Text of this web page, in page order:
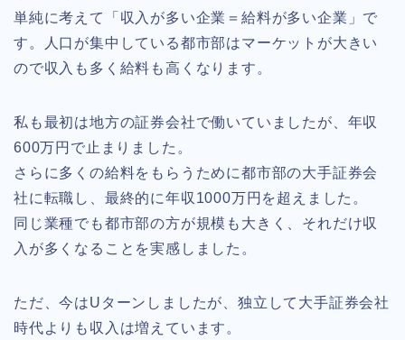
単純に考えて「収入が多い企業＝給料が多い企業」で
す。人口が集中している都市部はマーケットが大きい
ので収入も多く給料も高くなります。
私も最初は地方の証券会社で働いていましたが、年収
600万円で止まりました。
さらに多くの給料をもらうために都市部の大手証券会
社に転職し、最終的に年収1000万円を超えました。
同じ業種でも都市部の方が規模も大きく、それだけ収
入が多くなることを実感しました。
ただ、今はUターンしましたが、独立して大手証券会社
時代よりも収入は増えています。